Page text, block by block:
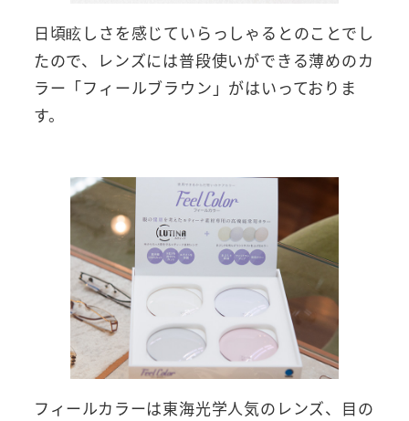
日頃眩しさを感じていらっしゃるとのことでし
たので、レンズには普段使いができる薄めのカ
ラー「フィールブラウン」がはいっておりま
す。
フィールカラーは東海光学人気のレンズ、目の